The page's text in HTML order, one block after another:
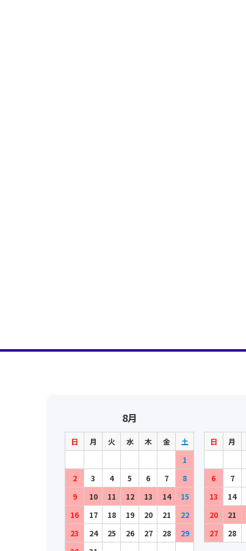
8月
日 月 火 水 木 金
土
1
2
3 4 5 6 7
8
9
10 11 12 13 14
15
16
17 18 19 20 21
22
23
24 25 26 27 28
29
日 月
6
7
13
14
20
21
27
28